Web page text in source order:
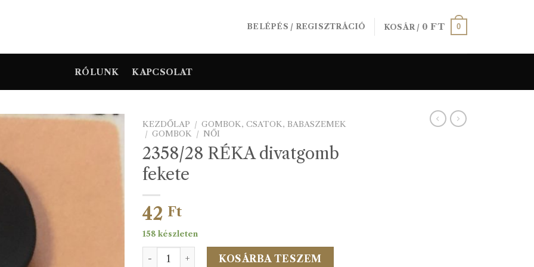
BELÉPÉS / REGISZTRÁCIÓ KOSÁR / 0FT 0
RÓLUNK KAPCSOLAT
KEZDŐLAP / GOMBOK, CSATOK, BABASZEMEK
/ GOMBOK / NŐI
2358/28 RÉKA divatgomb
fekete
42 Ft
158 készleten
2358/28 RÉKA divatgomb fekete mennyiség
KOSÁRBA TESZEM